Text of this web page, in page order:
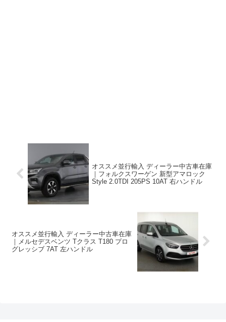
オススメ並行輸入 ディーラー中古車在庫
｜フォルクスワーゲン 新型アマロック
Style 2.0TDI 205PS 10AT 右ハンドル
オススメ並行輸入 ディーラー中古車在庫
｜メルセデスベンツ Tクラス T180 プロ
グレッシブ 7AT 左ハンドル